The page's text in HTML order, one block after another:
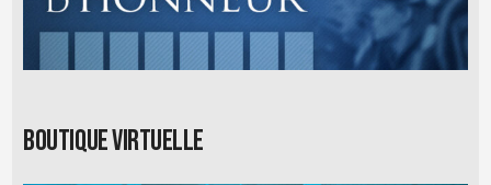
Boutique virtuelle